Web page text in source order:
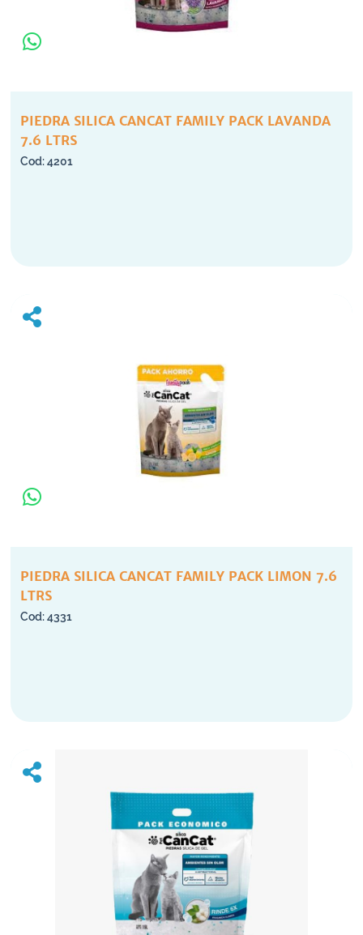
PIEDRA SILICA CANCAT FAMILY PACK LAVANDA
7.6 LTRS
4201
PIEDRA SILICA CANCAT FAMILY PACK LIMON 7.6
LTRS
4331